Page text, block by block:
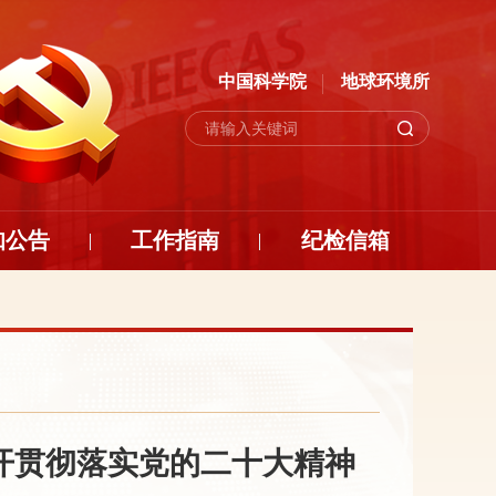
中国科学院 地球环境所
公告 工作指南 纪检信箱
贯彻落实党的二十大精神